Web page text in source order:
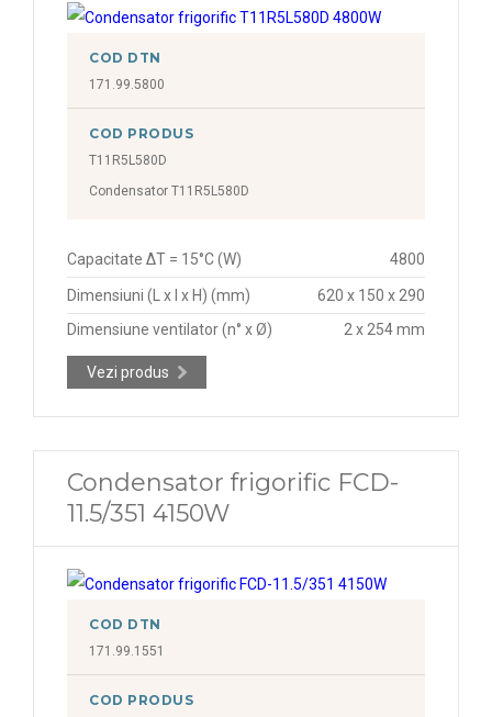
COD DTN
171.99.5800
COD PRODUS
T11R5L580D
Condensator T11R5L580D
Capacitate ΔT = 15°C (W) 4800
Dimensiuni (L x l x H) (mm)
620 x 150 x 290
Dimensiune ventilator (n° x Ø)
2 x 254 mm
Vezi produs
Condensator frigorific FCD-
11.5/351 4150W
COD DTN
171.99.1551
COD PRODUS